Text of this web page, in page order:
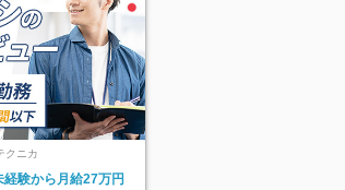
クニカ
験から月給27万円